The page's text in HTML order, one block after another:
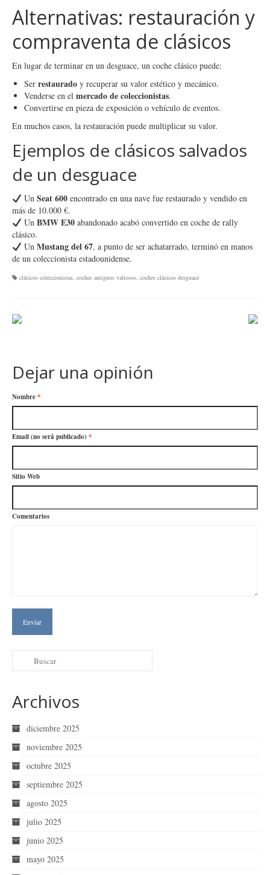
Alternativas: restauración y
compraventa de clásicos
En lugar de terminar en un desguace, un coche clásico puede:
Ser restaurado y recuperar su valor estético y mecánico.
Venderse en el mercado de coleccionistas.
Convertirse en pieza de exposición o vehículo de eventos.
En muchos casos, la restauración puede multiplicar su valor.
Ejemplos de clásicos salvados
de un desguace
Un Seat 600encontrado en una nave fue restaurado y vendido en
más de 10.000 €.
Un BMW E30abandonado acabó convertido en coche de rally
clásico.
Un Mustang del 67, a punto de ser achatarrado, terminó en manos
de un coleccionista estadounidense.
clásicos coleccionistas, coches antiguos valiosos, coches clásicos desguace
Dejar una opinión
Nombre*
Email (no será publicado) *
Sitio Web
Comentarios
Archivos
diciembre 2025
noviembre 2025
octubre 2025
septiembre 2025
agosto 2025
julio 2025
junio 2025
mayo 2025